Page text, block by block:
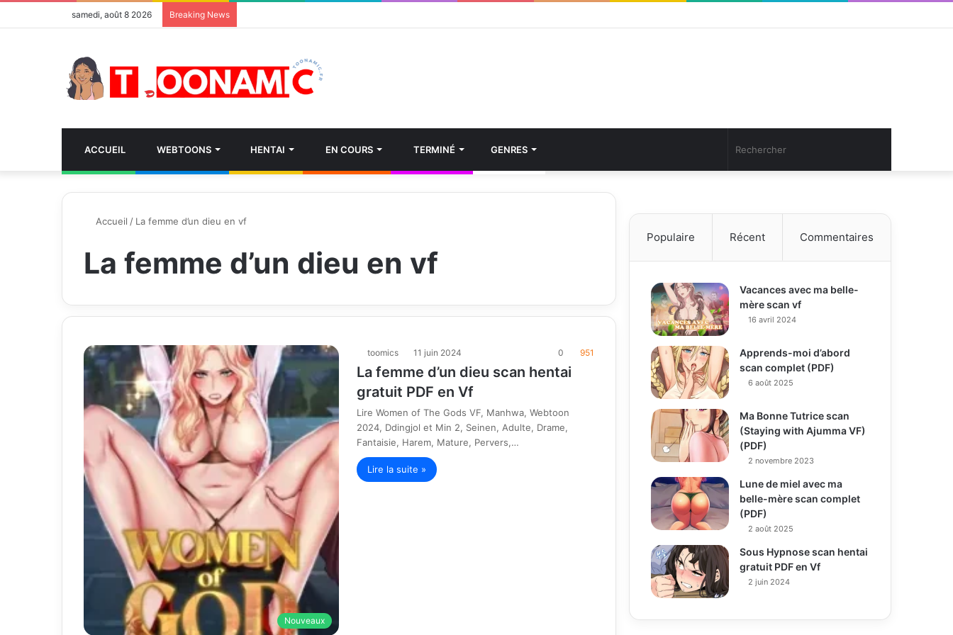
samedi, août 8 2026 Breaking News
ACCUEIL WEBTOONS HENTAI EN COURS TERMINÉ GENRES Article
Accueil / La femme d’un dieu en vf
La femme d’un dieu en vf
Nouveaux
toomics 11 juin 2024 0 951
La femme d’un dieu scan hentai
gratuit PDF en Vf
Lire Women of The Gods VF, Manhwa, Webtoon
2024, Ddingjol et Min 2, Seinen, Adulte, Drame,
Fantaisie, Harem, Mature, Pervers,…
Lire la suite »
Populaire Récent Commentaires
Vacances avec ma belle-
mère scan vf
16 avril 2024
Apprends-moi d’abord
scan complet (PDF)
6 août 2025
Ma Bonne Tutrice scan
(Staying with Ajumma VF)
(PDF)
2 novembre 2023
Lune de miel avec ma
belle-mère scan complet
(PDF)
2 août 2025
Sous Hypnose scan hentai
gratuit PDF en Vf
2 juin 2024